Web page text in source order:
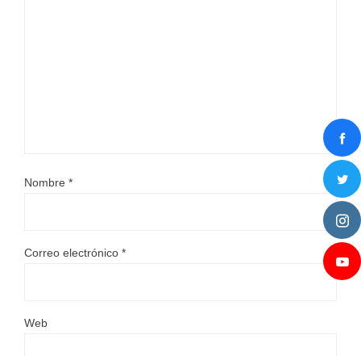
Nombre *
Correo electrónico *
Web